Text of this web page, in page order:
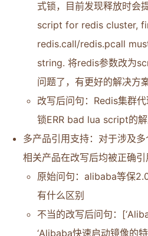
式锁，目前发现释放时会
script for redis cluster,
redis.call/redis.pcall
string. 将redis参数改为
问题了，有更好的解决方
改写后问句：Redis集群
锁ERR bad lua script的
多产品引用支持：对于涉及
相关产品在改写后均被正确引
原始问句：alibaba等保
有什么区别
不当的改写后问句：
‘Alibaba快速启动镜像的